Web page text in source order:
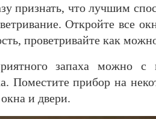
признать, что лучшим
Откройте все
проветривайте как
запаха можно
Поместите прибор на
и двери.